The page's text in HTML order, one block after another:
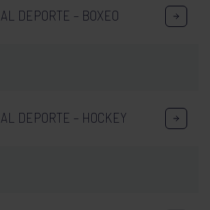
DEPORTE – BOXEO
DEPORTE – HOCKEY